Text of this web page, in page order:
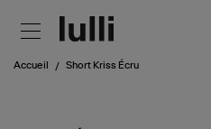
Accueil Short Kriss Écru